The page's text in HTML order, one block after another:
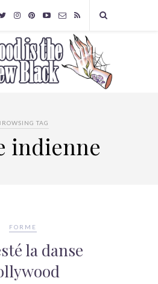
TAG
indienne
FORME
la danse